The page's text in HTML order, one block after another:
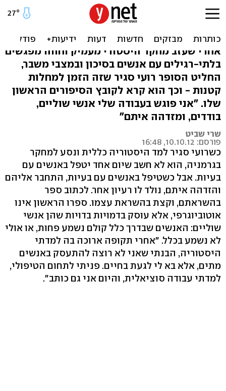
רועי סגיר: "אני כותב על
אנשים חלשים"
אחרי שעזב מחקר היסטורי מעמיק וחווה מפגשים
בלתי-רגילים עם אנשים בסיכון ובמצבי משבר,
החליט הסופר רועי סגיר שזה הזמן למחלות
קטנות - וכך הוא קרא לקובץ הסיפורים הראשון
שלו. "אני פוגש בעבודה שלי אנשי שוליים,
בודדים, ומזדהה איתם"
שרי שביט
פורסם: 10.10.12, 16:48
כשרועי סגיר למד היסטוריה כללית ונסע למחקר
בגרמניה, הוא לא חשב שיום אחד יטפל באנשים עם
בעיות. אבל כשטיפל באנשים עם בעיות, התחבר אליהם
והזדהה איתם, נולד לו רעיון אחר. לכתוב ספר
בהשראתם, וקצת בהשראת עצמו. ספרו הראשון אינו
אוטוביוגרפי, אלא עוסק בדמויות בדויות שהן אנשי
שוליים: האנשים שבדרך כלל קולם נשמע פחות, או אולי
לא נשמע בכלל. "אחרי תקופה ארוכה בה למדתי
היסטוריה, הבנתי שאני לא רוצה להתעסק באנשים
מתים, אלא בא לי לגעת בחיים. פניתי לתחום הטיפולי,
למדתי עבודה סוציאלית, והיום אני גם כותב".